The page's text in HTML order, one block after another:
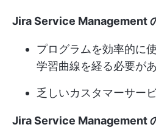
Jira Service Management
プログラムを効率的に
学習曲線を経る必要が
乏しいカスタマーサー
Jira Service Management